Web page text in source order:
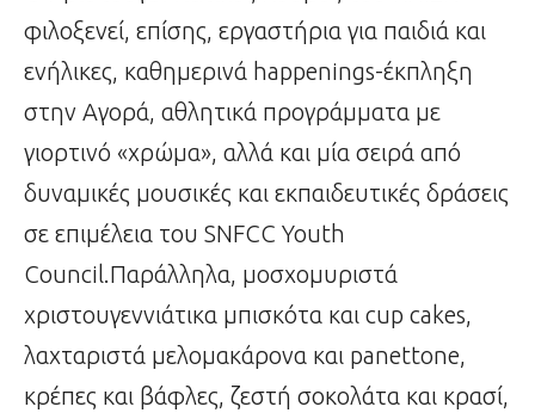
φιλοξενεί, επίσης, εργαστήρια για παιδιά και
ενήλικες, καθημερινά happenings-έκπληξη
στην Αγορά, αθλητικά προγράμματα με
γιορτινό «χρώμα», αλλά και μία σειρά από
δυναμικές μουσικές και εκπαιδευτικές δράσεις
σε επιμέλεια του SNFCC Youth
Council.Παράλληλα, μοσχομυριστά
χριστουγεννιάτικα μπισκότα και cup cakes,
λαχταριστά μελομακάρονα και panettone,
κρέπες και βάφλες, ζεστή σοκολάτα και κρασί,